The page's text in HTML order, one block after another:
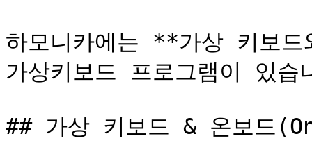
하모니카에는 **가상 키보
가상키보드 프로그램이 있
## 가상 키보드 & 온보드